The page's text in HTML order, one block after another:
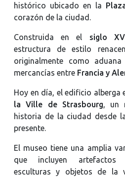
histórico ubicado en la
corazón de la ciudad.
Construida en el siglo XV
estructura de estilo
originalmente como
mercancías entre Francia y
Hoy en día, el edificio alberga
la Ville de Strasbourg, un
historia de la ciudad desde
presente.
El museo tiene una amplia
que incluyen artefactos
esculturas y objetos de la